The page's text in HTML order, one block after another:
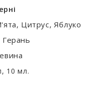
Цитрус, Яблуко
10 мл.